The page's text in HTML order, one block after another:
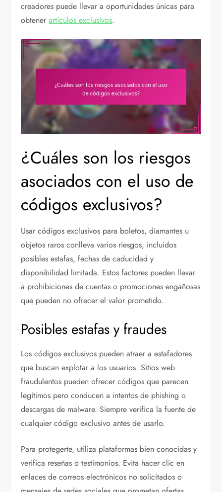
creadores puede llevar a oportunidades únicas para
obtenerartículos exclusivos.
¿Cuáles son los riesgos
asociados con el uso de
códigos exclusivos?
Usar códigos exclusivos para boletos, diamantes u
objetos raros conlleva varios riesgos, incluidos
posibles estafas, fechas de caducidad y
disponibilidad limitada. Estos factores pueden llevar
a prohibiciones de cuentas o promociones engañosas
que pueden no ofrecer el valor prometido.
Posibles estafas y fraudes
Los códigos exclusivos pueden atraer a estafadores
que buscan explotar a los usuarios. Sitios web
fraudulentos pueden ofrecer códigos que parecen
legítimos pero conducen a intentos de phishing o
descargas de malware. Siempre verifica la fuente de
cualquier código exclusivo antes de usarlo.
Para protegerte, utiliza plataformas bien conocidas y
verifica reseñas o testimonios. Evita hacer clic en
enlaces de correos electrónicos no solicitados o